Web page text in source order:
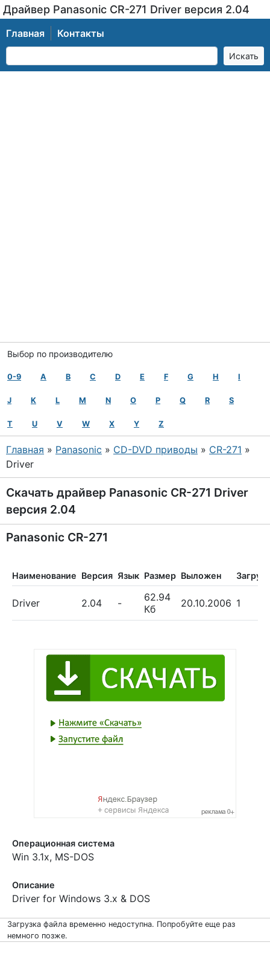
Драйвер Panasonic CR-271 Driver версия 2.04
Главная Контакты
Выбор по производителю
0-9 A B C D E F G H I
J K L M N O P Q R S
T U V W X Y Z
Главная » Panasonic » CD-DVD приводы » CR-271 »
Driver
Скачать драйвер Panasonic CR-271 Driver
версия 2.04
Panasonic CR-271
Наименование Версия Язык Размер Выложен
Driver 2.04 -
62.94
Кб
20.10.2006 1
Операционная система
Win 3.1x, MS-DOS
Описание
Driver for Windows 3.x & DOS
Загрузка файла временно недоступна. Попробуйте еще раз
немного позже.